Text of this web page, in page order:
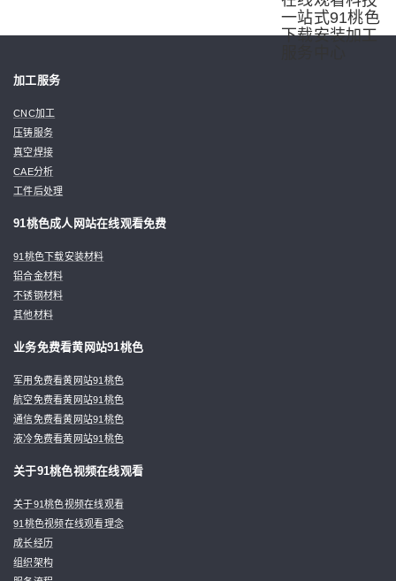
加工服务
CNC加工
压铸服务
真空焊接
CAE分析
工件后处理
91桃色成人网站在线观看免费
91桃色下载安装材料
铝合金材料
不锈钢材料
其他材料
业务免费看黄网站91桃色
军用免费看黄网站91桃色
航空免费看黄网站91桃色
通信免费看黄网站91桃色
液冷免费看黄网站91桃色
关于91桃色视频在线观看
关于91桃色视频在线观看
91桃色视频在线观看理念
成长经历
组织架构